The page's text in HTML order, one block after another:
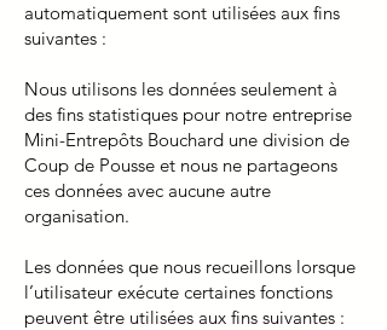
automatiquement sont utilisées aux fins
suivantes :
Nous utilisons les données seulement à
des fins statistiques pour notre entreprise
Mini-Entrepôts Bouchard une division de
Coup de Pousse et nous ne partageons
ces données avec aucune autre
organisation.
Les données que nous recueillons lorsque
l’utilisateur exécute certaines fonctions
peuvent être utilisées aux fins suivantes :